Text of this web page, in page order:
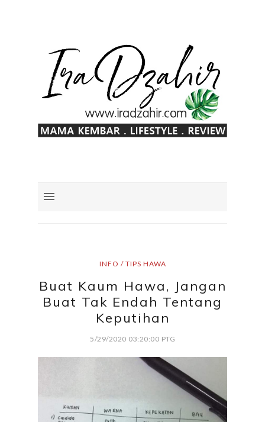
INFO / TIPS HAWA
Buat Kaum Hawa, Jangan
Buat Tak Endah Tentang
Keputihan
5/29/2020 03:20:00 PTG